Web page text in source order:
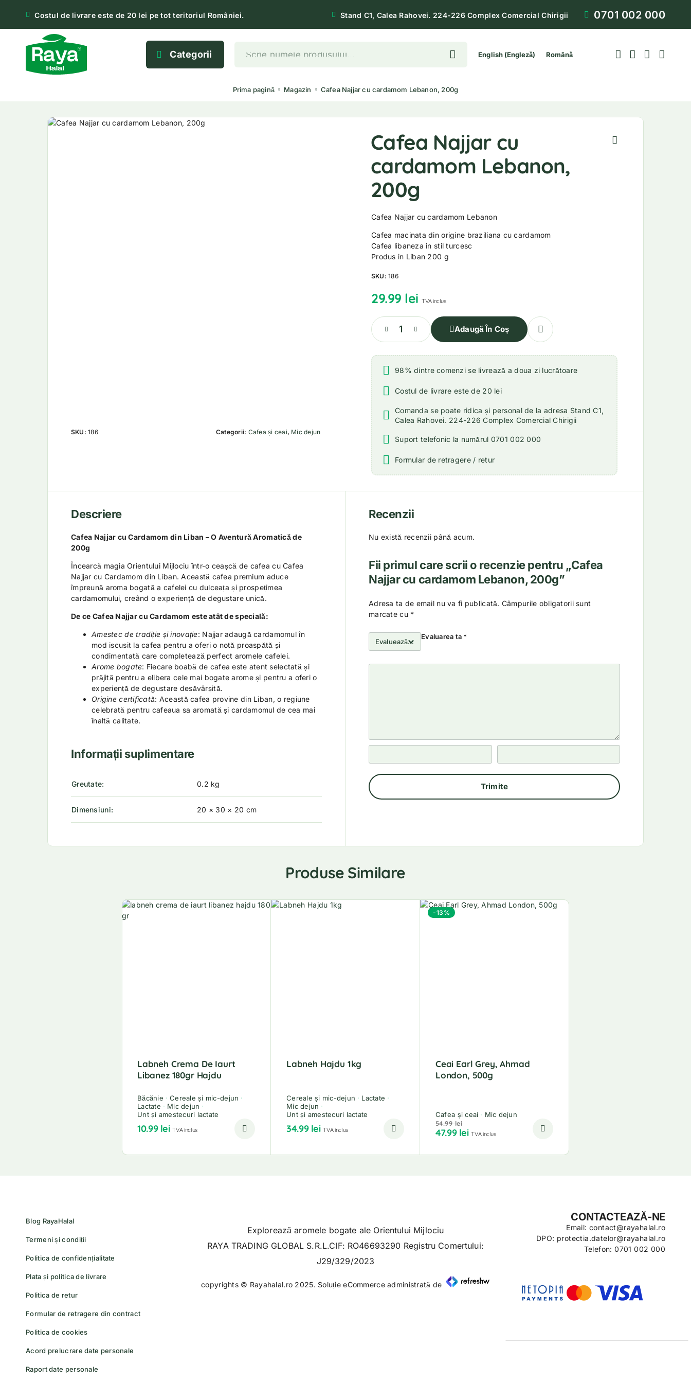
Costul de livrare este de 20 lei pe tot teritoriul României. Stand C1, Calea Rahovei. 224-226 Complex Comercial Chirigii 0701 002 000
Categorii English(Engleză) Română
Prima pagină Magazin Cafea Najjar cu cardamom Lebanon, 200g
SKU:186 Categorii: Cafea și ceai, Mic dejun
Cafea Najjar cu
cardamom Lebanon,
200g
Cafea Najjar cu cardamom Lebanon
Cafea macinata din origine braziliana cu cardamom
Cafea libaneza in stil turcesc
Produs in Liban 200 g
SKU:186
29.99 lei TVA inclus
Adaugă În Coș
98% dintre comenzi se livrează a doua zi lucrătoare
Costul de livrare este de 20 lei
Comanda se poate ridica și personal de la adresa Stand C1,
Calea Rahovei. 224-226 Complex Comercial Chirigii
Suport telefonic la numărul 0701 002 000
Formular de retragere / retur
Descriere
Cafea Najjar cu Cardamom din Liban – O Aventură Aromatică de
200g
Încearcă magia Orientului Mijlociu într-o ceașcă de cafea cu Cafea
Najjar cu Cardamom din Liban. Această cafea premium aduce
împreună aroma bogată a cafelei cu dulceața și prospețimea
cardamomului, creând o experiență de degustare unică.
De ce Cafea Najjar cu Cardamom este atât de specială:
Amestec de tradiție și inovație: Najjar adaugă cardamomul în
mod iscusit la cafea pentru a oferi o notă proaspătă și
condimentată care completează perfect aromele cafelei.
Arome bogate: Fiecare boabă de cafea este atent selectată și
prăjită pentru a elibera cele mai bogate arome și pentru a oferi o
experiență de degustare desăvârșită.
Origine certificată: Această cafea provine din Liban, o regiune
celebrată pentru cafeaua sa aromată și cardamomul de cea mai
înaltă calitate.
Informații suplimentare
Greutate 0.2 kg
Dimensiuni 20 × 30 × 20 cm
Recenzii
Nu există recenzii până acum.
Fii primul care scrii o recenzie pentru „Cafea
Najjar cu cardamom Lebanon, 200g”
Adresa ta de email nu va fi publicată. Câmpurile obligatorii sunt
marcate cu *
Evaluarea ta *
Produse Similare
Labneh Crema De Iaurt
Libanez 180gr Hajdu
Băcănie
Cereale și mic-dejun
Lactate
Mic dejun
Unt și amestecuri lactate
10.99 lei TVA inclus
Labneh Hajdu 1kg
Cereale și mic-dejun
Lactate
Mic dejun
Unt și amestecuri lactate
34.99 lei TVA inclus
-13%
Ceai Earl Grey, Ahmad
London, 500g
Cafea și ceai
Mic dejun
54.99lei
47.99 lei TVA inclus
Blog RayaHalal
Termeni și condiții
Politica de confidențialitate
Plata și politica de livrare
Politica de retur
Formular de retragere din contract
Politica de cookies
Acord prelucrare date personale
Raport date personale
Explorează aromele bogate ale Orientului Mijlociu
RAYA TRADING GLOBAL S.R.L.CIF: RO46693290 Registru Comertului:
J29/329/2023
copyrights © Rayahalal.ro 2025. Soluție eCommerce administrată de
CONTACTEAZĂ-NE
Email: contact@rayahalal.ro
DPO: protectia.datelor@rayahalal.ro
Telefon: 0701 002 000